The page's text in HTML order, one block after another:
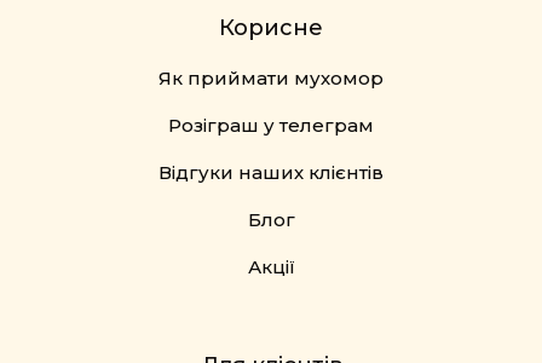
Корисне
Як приймати мухомор
Розіграш у телеграм
Відгуки наших клієнтів
Блог
Акції